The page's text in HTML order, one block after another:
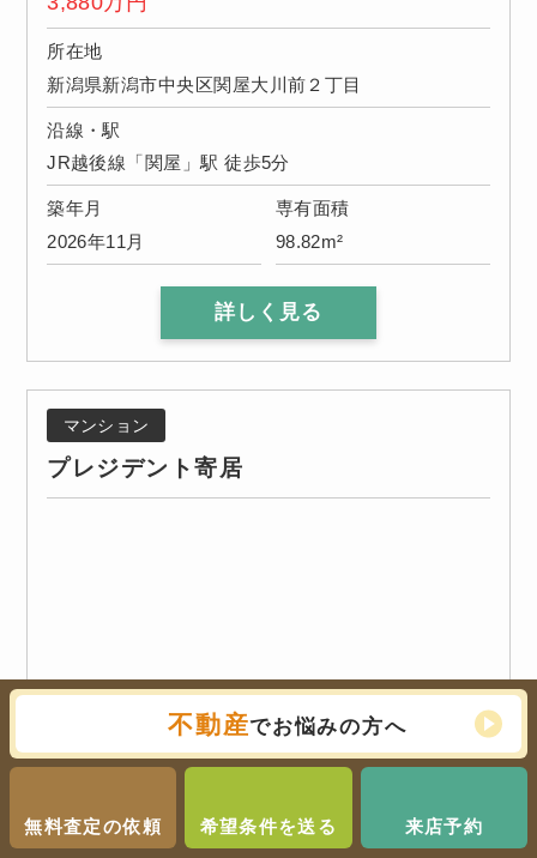
所在地
新潟県新潟市中央区関屋大川前２丁目
沿線・駅
JR越後線「関屋」駅 徒歩5分
築年月
2026年11月
専有面積
98.82m²
詳しく見る
マンション
プレジデント寄居
不動産でお悩みの方へ
無料査定の依頼 希望条件を送る 来店予約